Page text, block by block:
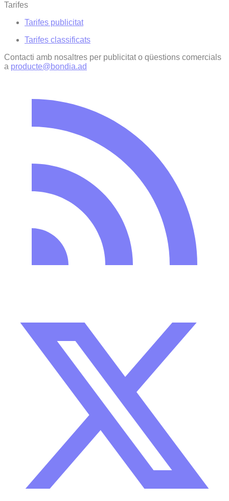
Tarifes
Tarifes publicitat
Tarifes classificats
Contacti amb nosaltres per publicitat o qüestions comercials
a producte@bondia.ad